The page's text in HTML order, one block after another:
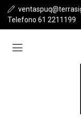
Telefono 61 2211199